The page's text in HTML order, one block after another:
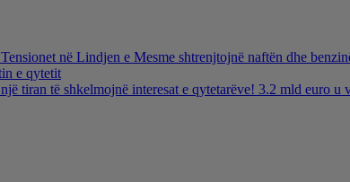
në Lindjen e Mesme shtrenjtojnë naftën dhe
e qytetit
tiran të shkelmojnë interesat e qytetarëve! 3.2 mld euro u